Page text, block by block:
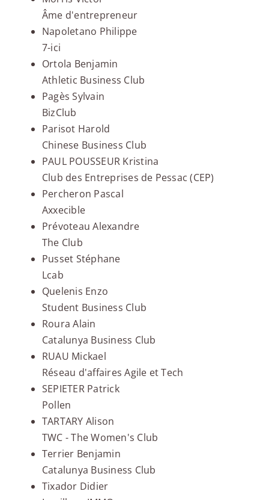
Âme d'entrepreneur
Napoletano Philippe
7-ici
Ortola Benjamin
Athletic Business Club
Pagès Sylvain
BizClub
Parisot Harold
Chinese Business Club
PAUL POUSSEUR Kristina
Club des Entreprises de Pessac (CEP)
Percheron Pascal
Axxecible
Prévoteau Alexandre
The Club
Pusset Stéphane
Lcab
Quelenis Enzo
Student Business Club
Roura Alain
Catalunya Business Club
RUAU Mickael
Réseau d'affaires Agile et Tech
SEPIETER Patrick
Pollen
TARTARY Alison
TWC - The Women's Club
Terrier Benjamin
Catalunya Business Club
Tixador Didier